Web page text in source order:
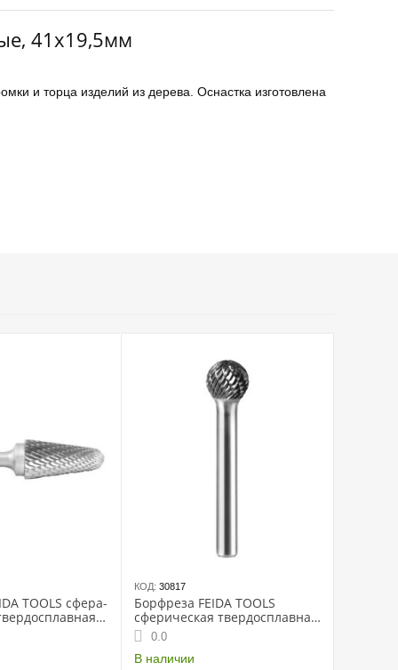
41х19,5мм
и торца изделий из дерева. Оснастка изготовлена
TOOLS сфера-
КОД: 30817
Борфреза FEIDA TOOLS
сферическая твердосплавная
14.0* 65мм, твёрдость
порядка 1500 HV
0.0
В наличии